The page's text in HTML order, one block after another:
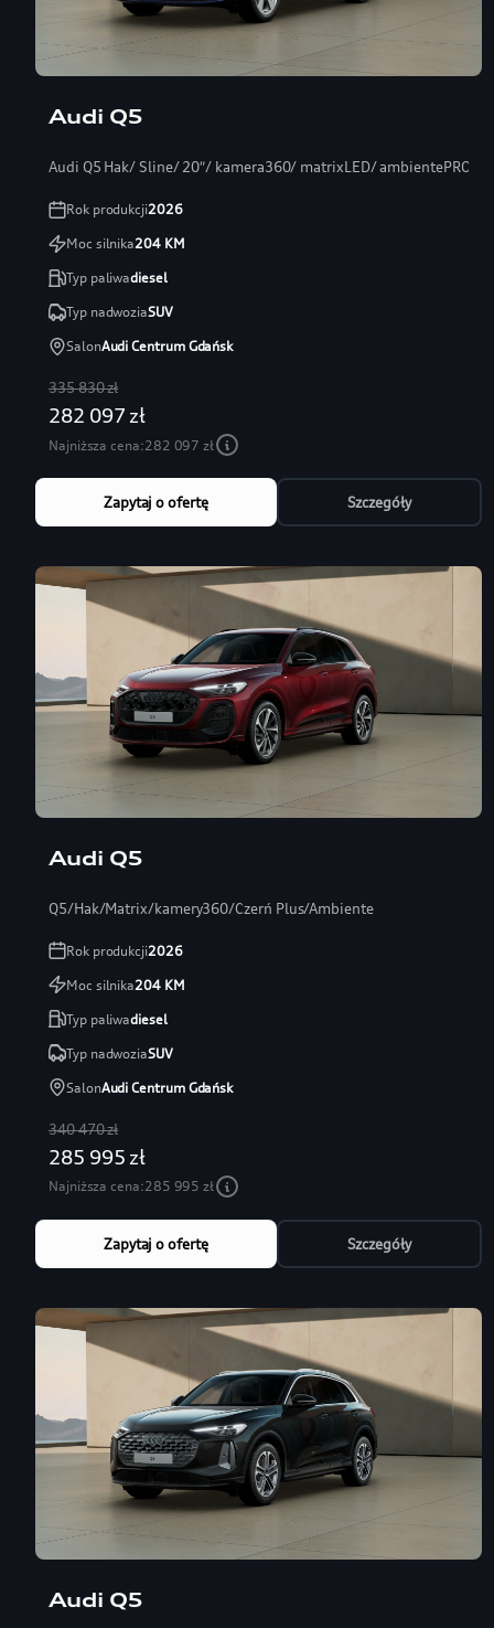
Audi Q5
Audi Q5 Hak/ Sline/ 20″/ kamera360/ matrixLED/ ambientePRO/
Rok produkcji2026
Moc silnika204KM
Typ paliwadiesel
Typ nadwoziaSUV
SalonAudi Centrum Gdańsk
335 830 zł
282 097 zł
Najniższa cena:282 097 zł
Zapytaj o ofertę Szczegóły
Audi Q5
Q5/Hak/Matrix/kamery360/Czerń Plus/Ambiente
Rok produkcji2026
Moc silnika204KM
Typ paliwadiesel
Typ nadwoziaSUV
SalonAudi Centrum Gdańsk
340 470 zł
285 995 zł
Najniższa cena:285 995 zł
Zapytaj o ofertę Szczegóły
Audi Q5